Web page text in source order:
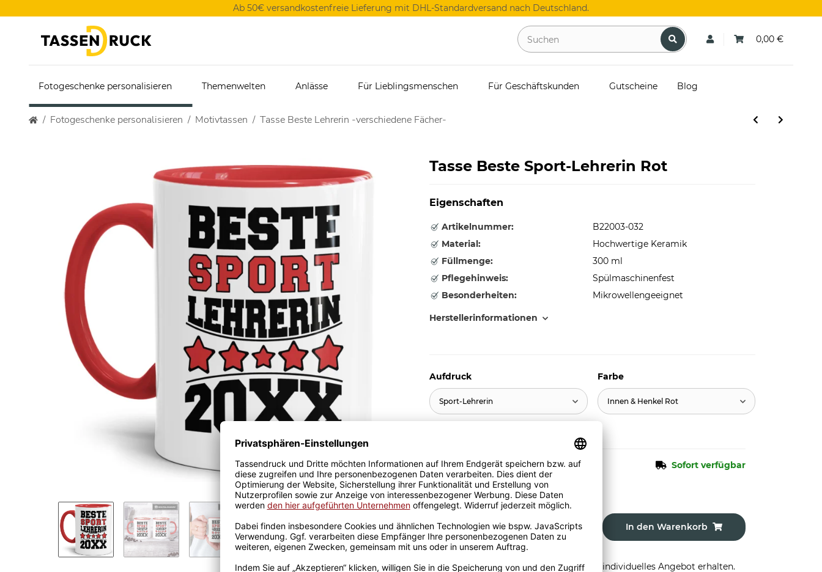
Ab 50€ versandkostenfreie Lieferung mit DHL-Standardversand nach Deutschland.
0,00 €
Fotogeschenke personalisieren Themenwelten Anlässe Für Lieblingsmenschen Für Geschäftskunden Gutscheine Blog
Fotogeschenke personalisieren Motivtassen Tasse Beste Lehrerin -verschiedene Fächer-
Tasse Beste Sport-Lehrerin Rot
Eigenschaften
Artikelnummer:
B22003-032
Material:
Hochwertige Keramik
Füllmenge:
300 ml
Pflegehinweis:
Spülmaschinenfest
Besonderheiten:
Mikrowellengeeignet
Herstellerinformationen
Aufdruck
Sport-Lehrerin
Farbe
Innen & Henkel Rot
11,95 € Sofort verfügbar
inkl. 19% MwSt. , zzgl.Versand
Stk In den Warenkorb
Größere Stückzahl? Anfrage stellen und individuelles Angebot erhalten.